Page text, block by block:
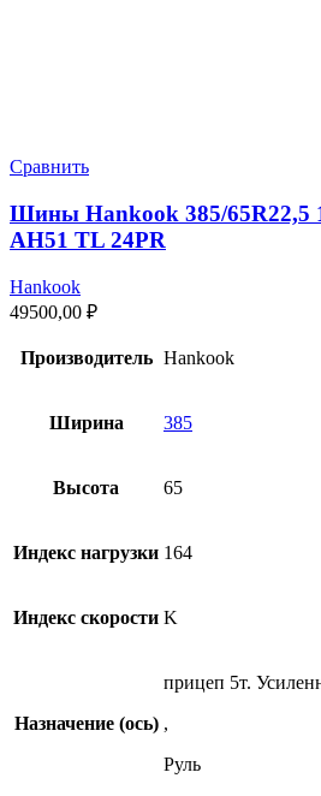
Сравнить
Шины Hankook 385/65R22,5
AH51 TL 24PR
Hankook
49500,00 ₽
Производитель Hankook
Ширина 385
Высота 65
Индекс нагрузки 164
Индекс скорости K
Назначение (ось)
прицеп 5т.
,
Руль